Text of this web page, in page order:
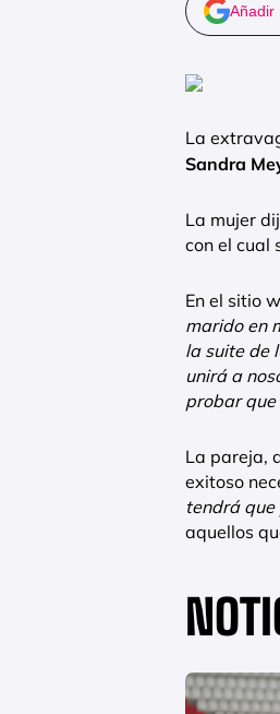
Añadir
La
Sandra
La mujer
con el cual
En el sitio
marido en
la suite de
unirá a
probar que
La pareja,
exitoso
tendrá
aquellos